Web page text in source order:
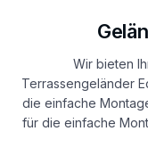
Wir bieten
Terrassengeländer
die einfache
für die einfache